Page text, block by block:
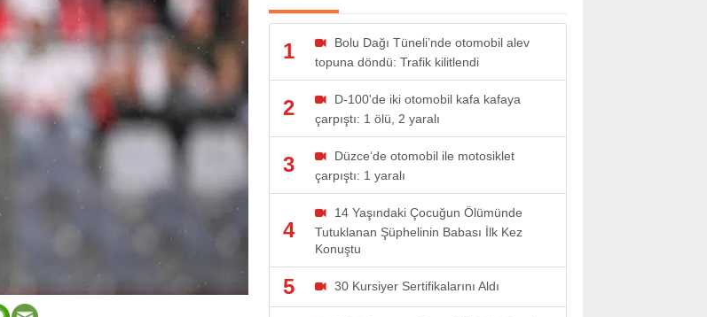
1
Bolu Dağı Tüneli’nde otomobil alev
topuna döndü: Trafik kilitlendi
2
D-100'de iki otomobil kafa kafaya
çarpıştı: 1 ölü, 2 yaralı
3
Düzce‘de otomobil ile motosiklet
çarpıştı: 1 yaralı
4
14 Yaşındaki Çocuğun Ölümünde
Tutuklanan Şüphelinin Babası İlk Kez
Konuştu
5 30 Kursiyer Sertifikalarını Aldı